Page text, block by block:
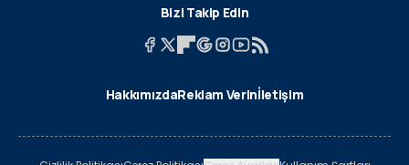
Bizi Takip Edin
HakkımızdaReklam Verinİletişim